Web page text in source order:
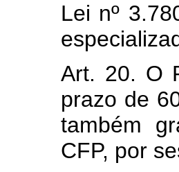
Lei nº
Art. 20. O
prazo de
também
CFP, por